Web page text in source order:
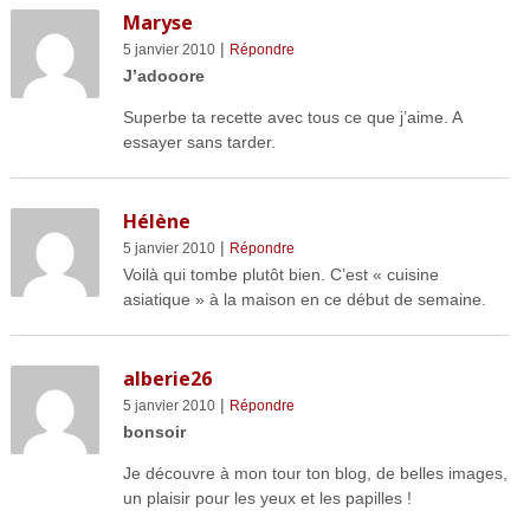
Maryse
5 janvier 2010| Répondre
J’adooore
Superbe ta recette avec tous ce que j’aime. A
essayer sans tarder.
Hélène
5 janvier 2010| Répondre
Voilà qui tombe plutôt bien. C’est « cuisine
asiatique » à la maison en ce début de semaine.
alberie26
5 janvier 2010| Répondre
bonsoir
Je découvre à mon tour ton blog, de belles images,
un plaisir pour les yeux et les papilles !